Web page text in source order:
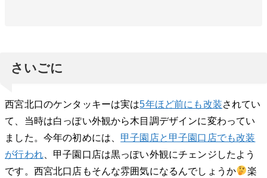
さいごに
西宮北口のケンタッキーは実は5年ほど前にも改装されてい
て、当時は白っぽい外観から木目調デザインに変わってい
ました。今年の初めには、 甲子園店と甲子園口店でも改装
が行われ、甲子園口店は黒っぽい外観にチェンジしたよう
です。西宮北口店もそんな雰囲気になるんでしょうか
楽